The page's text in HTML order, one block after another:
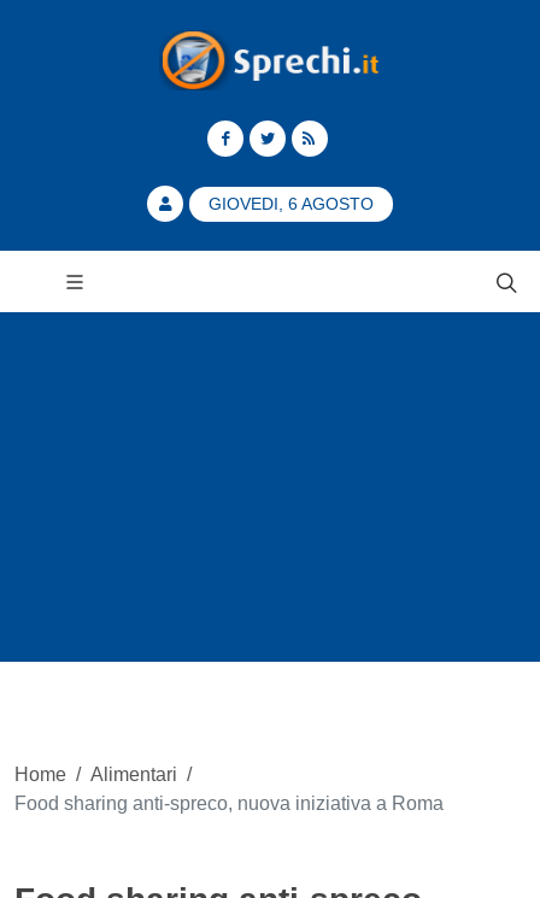
GIOVEDI, 6 AGOSTO
Home / Alimentari /
Food sharing anti-spreco, nuova iniziativa a Roma